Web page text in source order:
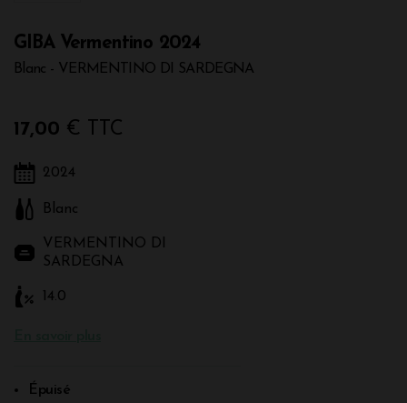
GIBA Vermentino 2024
Blanc - VERMENTINO DI SARDEGNA
17,00 € TTC
2024
Blanc
VERMENTINO DI
SARDEGNA
14.0
Épuisé